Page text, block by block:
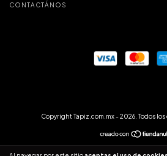
CONTACTÁNOS
Copyright Tapiz.com.mx - 2026. Todos